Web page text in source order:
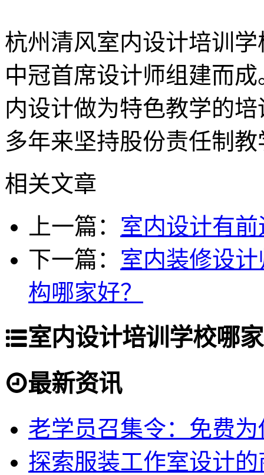
杭州清风室内设计培训
中冠首席设计师组建而
内设计做为特色教学的
多年来坚持股份责任制教
相关文章
上一篇： 室内设计有
下一篇： 室内装修设
构哪家好？
室内设计培训学校哪
最新资讯
老学员召集令：免费
探索服装工作室设计